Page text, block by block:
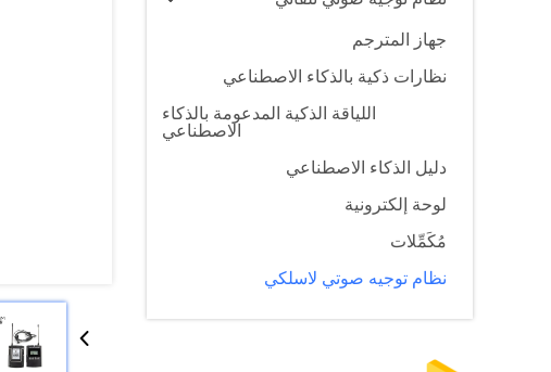
جهاز المترجم
نظارات ذكية بالذكاء الاصطناعي
اللياقة الذكية المدعومة بالذكاء
الاصطناعي
دليل الذكاء الاصطناعي
لوحة إلكترونية
مُكَمِّلات
نظام توجيه صوتي لاسلكي